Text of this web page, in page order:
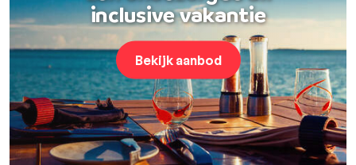
inclusive vakantie
Bekijk aanbod